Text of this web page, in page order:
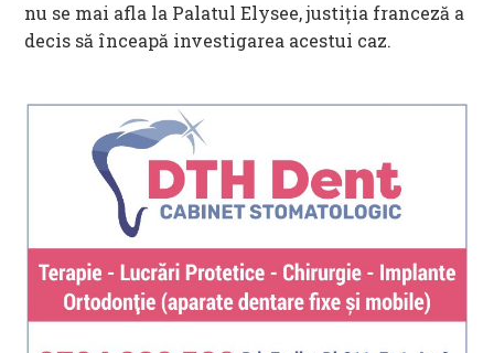
nu se mai afla la Palatul Elysee, justiţia franceză a
decis să înceapă investigarea acestui caz.